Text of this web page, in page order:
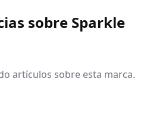
sobre Sparkle
artículos sobre esta marca.